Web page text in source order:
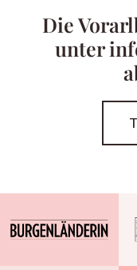
Die
unter